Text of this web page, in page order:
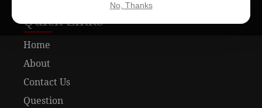
No, Thanks
Quick Links
Home
About
Contact Us
Question